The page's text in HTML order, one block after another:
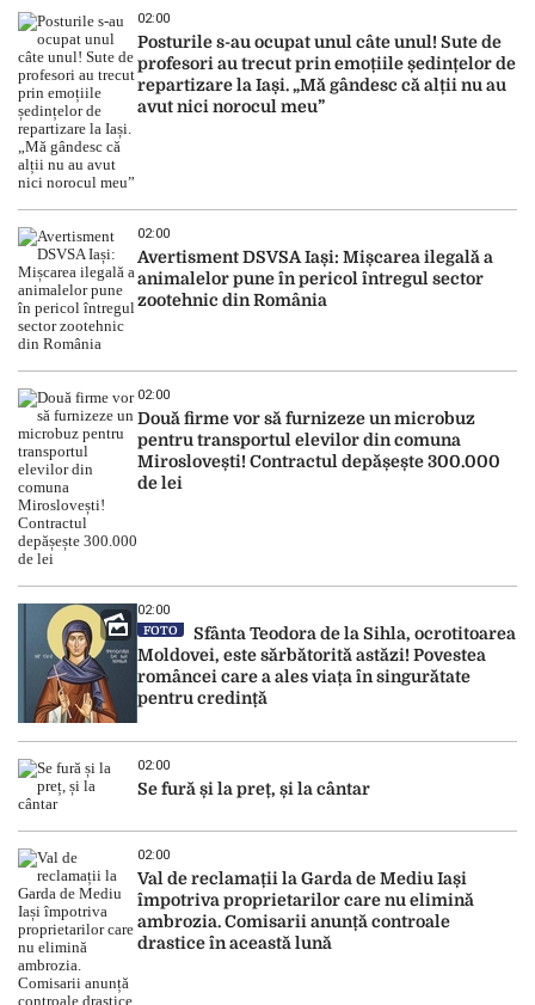
02:00
Posturile s-au ocupat unul câte unul! Sute de
profesori au trecut prin emoțiile ședințelor de
repartizare la Iași. „Mă gândesc că alții nu au
avut nici norocul meu”
02:00
Avertisment DSVSA Iași: Mișcarea ilegală a
animalelor pune în pericol întregul sector
zootehnic din România
02:00
Două firme vor să furnizeze un microbuz
pentru transportul elevilor din comuna
Miroslovești! Contractul depășește 300.000
de lei
02:00
FOTO
Sfânta Teodora de la Sihla, ocrotitoarea
Moldovei, este sărbătorită astăzi! Povestea
româncei care a ales viața în singurătate
pentru credință
02:00
Se fură și la preț, și la cântar
02:00
Val de reclamații la Garda de Mediu Iași
împotriva proprietarilor care nu elimină
ambrozia. Comisarii anunță controale
drastice în această lună